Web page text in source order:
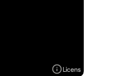
Licens